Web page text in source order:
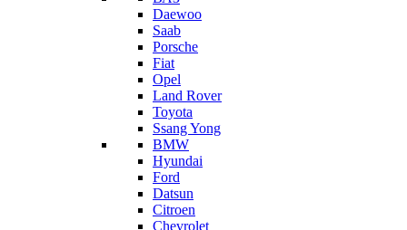
Daewoo
Saab
Porsche
Fiat
Opel
Land Rover
Toyota
Ssang Yong
BMW
Hyundai
Ford
Datsun
Citroen
Chevrolet